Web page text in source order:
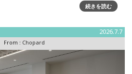
ムの外観数々の受賞を誇る機械式腕
3SPC」に、ローズゴールド製ケー
ムーブメントを組み合わせた、新た
続きを読む
2026.7.7
From : Chopard